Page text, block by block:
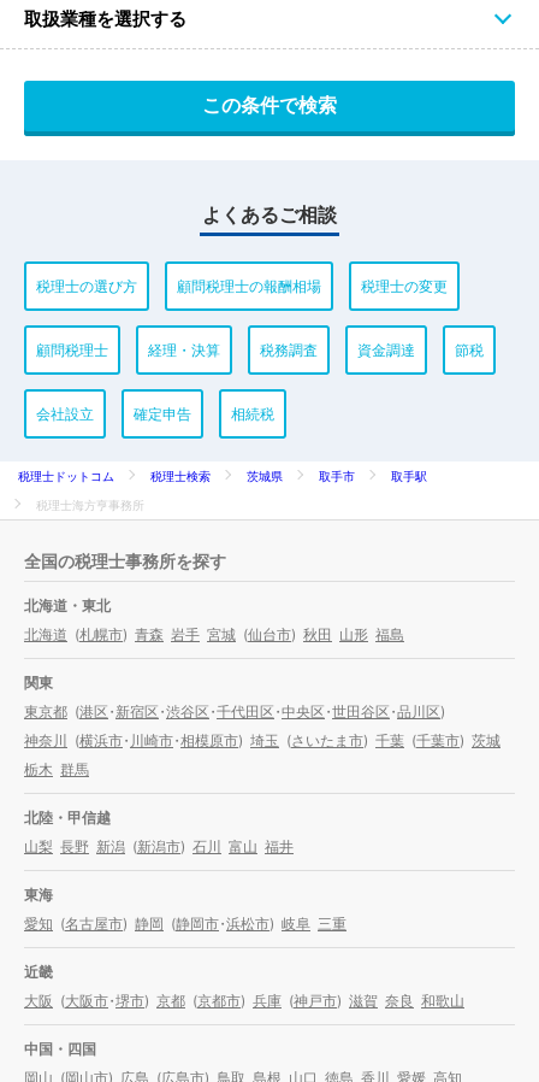
取扱業種を選択する
よくあるご相談
税理士の選び方 顧問税理士の報酬相場 税理士の変更
顧問税理士 経理・決算 税務調査 資金調達 節税
会社設立 確定申告 相続税
税理士ドットコム 税理士検索 茨城県 取手市
取手駅
税理士海方亨事務所
全国の税理士事務所を探す
北海道・東北
北海道 (札幌市) 青森 岩手 宮城 (仙台市) 秋田 山形 福島
関東
東京都 (港区・新宿区・渋谷区・千代田区・中央区・世田谷区・品川区)
神奈川 (横浜市・川崎市・相模原市) 埼玉 (さいたま市) 千葉 (千葉市) 茨城
栃木 群馬
北陸・甲信越
山梨 長野 新潟 (新潟市) 石川 富山 福井
東海
愛知 (名古屋市) 静岡 (静岡市・浜松市) 岐阜 三重
近畿
大阪 (大阪市・堺市) 京都 (京都市) 兵庫 (神戸市) 滋賀 奈良 和歌山
中国・四国
岡山 (岡山市) 広島 (広島市) 鳥取 島根 山口 徳島 香川 愛媛 高知